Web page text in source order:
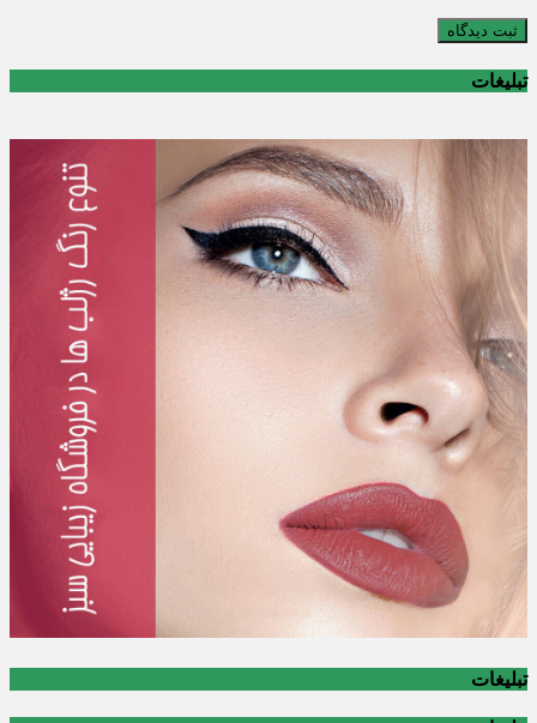
ثبت دیدگاه
تبلیغات
تبلیغات